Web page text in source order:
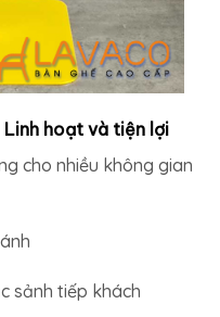
Linh hoạt và tiện lợi
cho nhiều không gian
sảnh tiếp khách